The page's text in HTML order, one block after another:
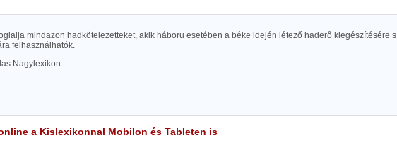
mindazon hadkötelezetteket, akik háboru esetében a béke idején létező haderő kiegészítésére s
felhasználhatók.
Nagylexikon
a Kislexikonnal Mobilon és Tableten is